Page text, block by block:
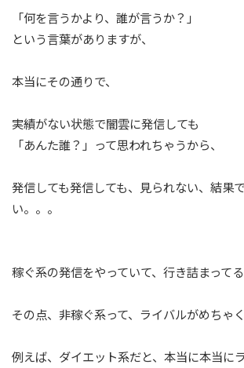
「何を言うかより、誰が言うか？」
という言葉がありますが、
本当にその通りで、
実績がない状態で闇雲に発信しても
「あんた誰？」って思われちゃうから、
発信しても発信しても、見られない、結果
い。。。
稼ぐ系の発信をやっていて、行き詰まって
その点、非稼ぐ系って、ライバルがめちゃ
例えば、ダイエット系だと、本当に本当に